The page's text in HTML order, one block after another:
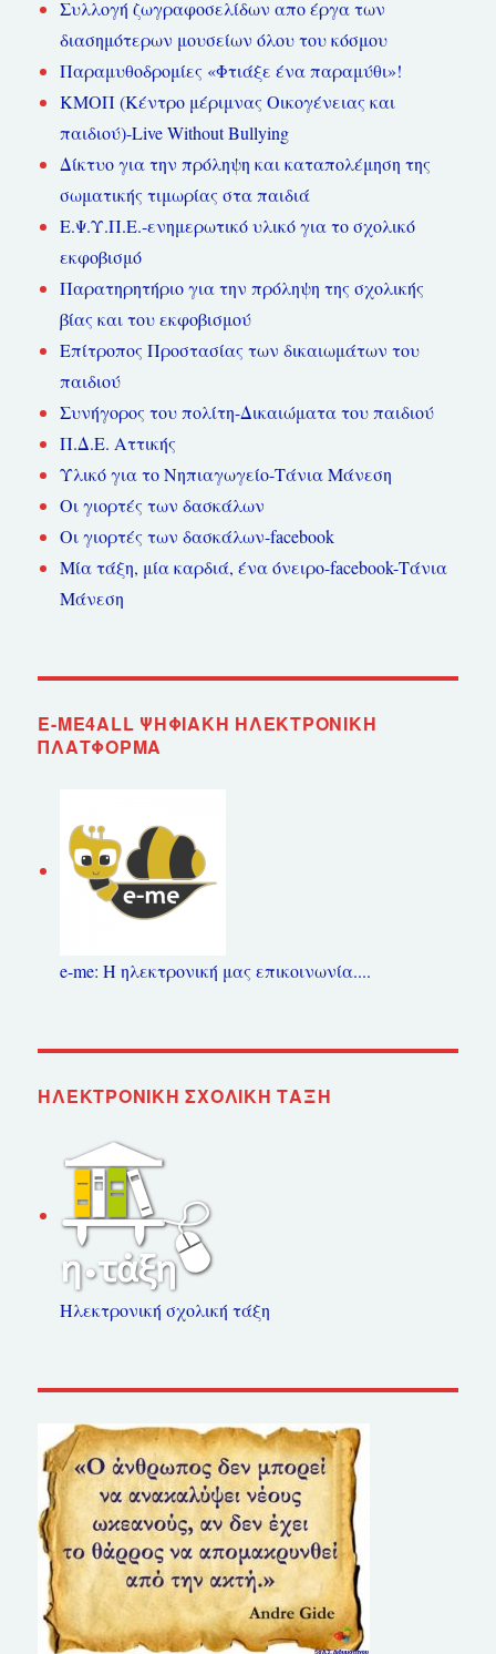
Συλλογή ζωγραφοσελίδων απο έργα των
διασημότερων μουσείων όλου του κόσμου
Παραμυθοδρομίες «Φτιάξε ένα παραμύθι»!
ΚΜΟΠ (Κέντρο μέριμνας Οικογένειας και
παιδιού)-Live Without Bullying
Δίκτυο για την πρόληψη και καταπολέμηση της
σωματικής τιμωρίας στα παιδιά
Ε.Ψ.Υ.Π.Ε.-ενημερωτικό υλικό για το σχολικό
εκφοβισμό
Παρατηρητήριο για την πρόληψη της σχολικής
βίας και του εκφοβισμού
Επίτροπος Προστασίας των δικαιωμάτων του
παιδιού
Συνήγορος του πολίτη-Δικαιώματα του παιδιού
Π.Δ.Ε. Αττικής
Υλικό για το Νηπιαγωγείο-Τάνια Μάνεση
Οι γιορτές των δασκάλων
Οι γιορτές των δασκάλων-facebook
Μία τάξη, μία καρδιά, ένα όνειρο-facebook-Τάνια
Μάνεση
E-ME4ALL ΨΗΦΙΑΚΉ ΗΛΕΚΤΡΟΝΙΚΉ
ΠΛΑΤΦΌΡΜΑ
e-me: Η ηλεκτρονική μας επικοινωνία....
ΗΛΕΚΤΡΟΝΙΚΉ ΣΧΟΛΙΚΉ ΤΆΞΗ
Ηλεκτρονική σχολική τάξη